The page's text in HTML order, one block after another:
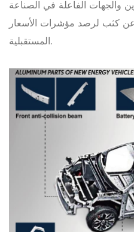
والجهات الفاعلة في الصناعة
عن كثب لرصد مؤشرات الأسعار
المستقبلية.